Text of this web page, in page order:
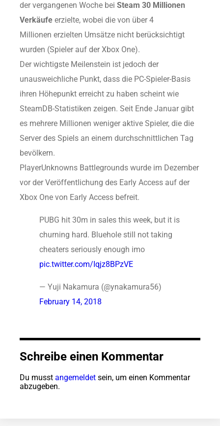
der vergangenen Woche bei Steam 30 Millionen
Verkäufe erzielte, wobei die von über 4
Millionen erzielten Umsätze nicht berücksichtigt
wurden (Spieler auf der Xbox One).
Der wichtigste Meilenstein ist jedoch der
unausweichliche Punkt, dass die PC-Spieler-Basis
ihren Höhepunkt erreicht zu haben scheint wie
SteamDB-Statistiken zeigen. Seit Ende Januar gibt
es mehrere Millionen weniger aktive Spieler, die die
Server des Spiels an einem durchschnittlichen Tag
bevölkern.
PlayerUnknowns Battlegrounds wurde im Dezember
vor der Veröffentlichung des Early Access auf der
Xbox One von Early Access befreit.
PUBG hit 30m in sales this week, but it is
churning hard. Bluehole still not taking
cheaters seriously enough imo
pic.twitter.com/Iqjz8BPzVE
— Yuji Nakamura (@ynakamura56)
February 14, 2018
Schreibe einen Kommentar
Du musst angemeldet sein, um einen Kommentar
abzugeben.